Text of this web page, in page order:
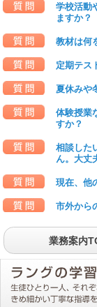
学校活動
ますか？
教材は何
定期テス
夏休みや
体験授業
すか？
相談した
ん。大丈
現在、他
市外から
業務案内